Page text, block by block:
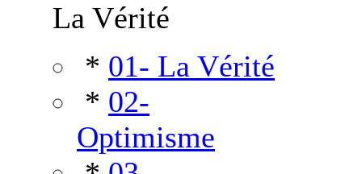
La Vérité
* 01- La Vérité
* 02-
Optimisme